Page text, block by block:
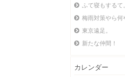
ふて寝もするて。
梅雨対策やら何
東京遠足。
新たな仲間！
カレンダー